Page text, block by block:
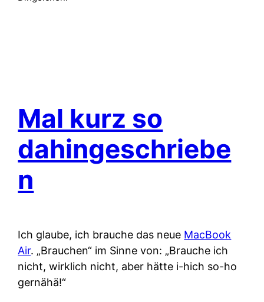
Mal kurz so
dahingeschriebe
n
Ich glaube, ich brauche das neue MacBook
Air. „Brauchen“ im Sinne von: „Brauche ich
nicht, wirklich nicht, aber hätte i-hich so-ho
gernähä!“